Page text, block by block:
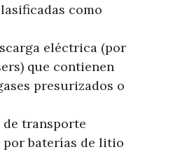
como
eléctrica (por
que contienen
presurizados o
transporte
por baterías de litio